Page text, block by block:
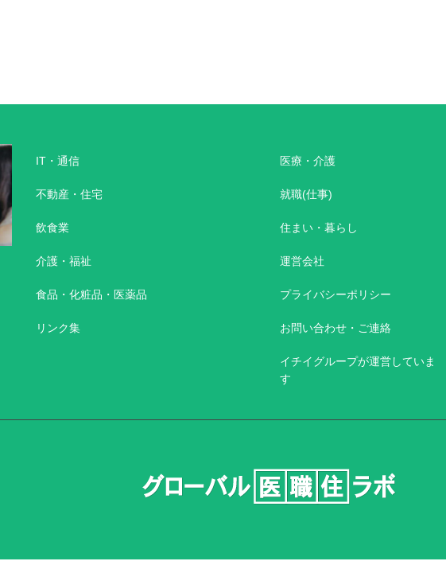
IT・通信
不動産・住宅
飲食業
介護・福祉
食品・化粧品・医薬品
リンク集
医療・介護
就職(仕事)
住まい・暮らし
運営会社
プライバシーポリシー
お問い合わせ・ご連絡
イチイグループが運営していま
す